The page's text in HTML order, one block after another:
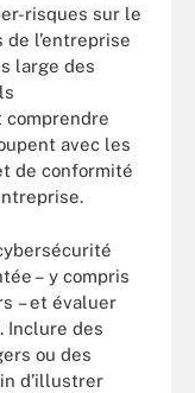
risques sur le
l’entreprise
large des
comprendre
avec les
de conformité
– y compris
– et évaluer
Inclure des
ou des
d’illustrer